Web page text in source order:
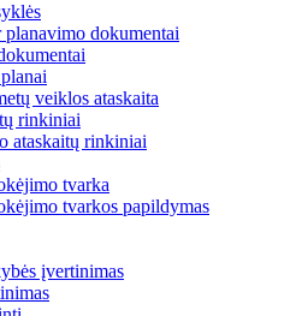
dokumentai
veiklos ataskaita
rinkiniai
ataskaitų rinkiniai
tvarka
tvarkos papildymas
įvertinimas